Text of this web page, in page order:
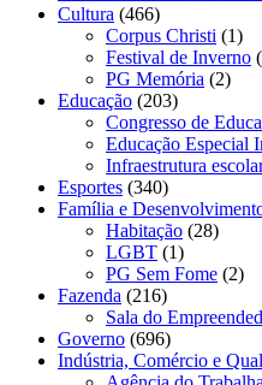
Cultura (466)
Corpus Christi (1)
Festival de Inverno
PG Memória (2)
Educação (203)
Congresso de
Educação Especial
Infraestrutura
Esportes (340)
Família e
Habitação (28)
LGBT (1)
PG Sem Fome (2)
Fazenda (216)
Sala do
Governo (696)
Indústria, Comércio e